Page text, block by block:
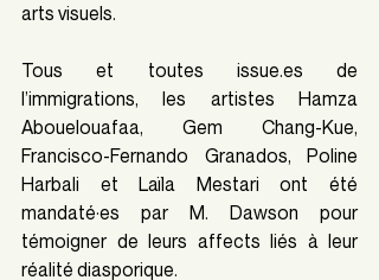
arts visuels.
Tous et toutes issue.es de
l’immigrations, les artistes Hamza
Abouelouafaa, Gem Chang-Kue,
Francisco-Fernando Granados, Poline
Harbali et Laïla Mestari ont été
mandaté·es par M. Dawson pour
témoigner de leurs affects liés à leur
réalité diasporique.